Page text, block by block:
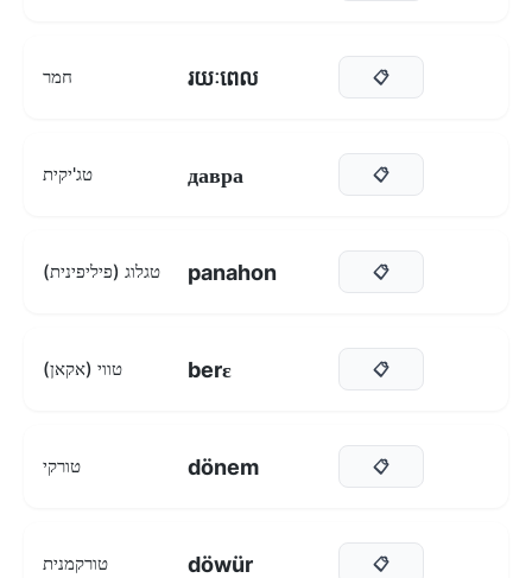
חמר រយៈពេល 📋
טג'יקית давра 📋
טגלוג (פיליפינית) panahon 📋
טווי (אקאן) berɛ 📋
טורקי dönem 📋
טורקמנית döwür 📋